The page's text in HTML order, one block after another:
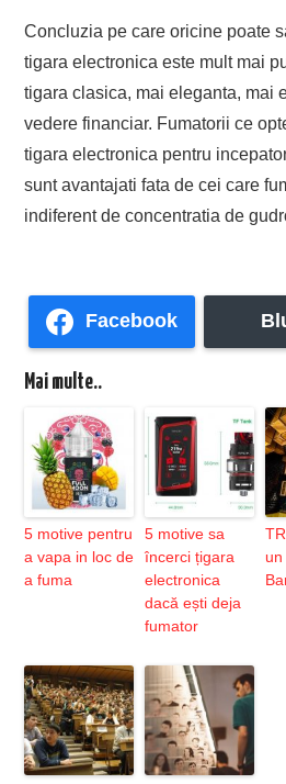
Concluzia pe care oricine poate
tigara electronica este mult mai
tigara clasica, mai eleganta, mai
vedere financiar. Fumatorii ce
tigara electronica pentru
sunt avantajati fata de cei care
indiferent de concentratia de
Facebook
Mai multe..
5 motive pentru
a vapa in loc de
a fuma
5 motive sa
încerci țigara
electronica
dacă ești deja
fumator